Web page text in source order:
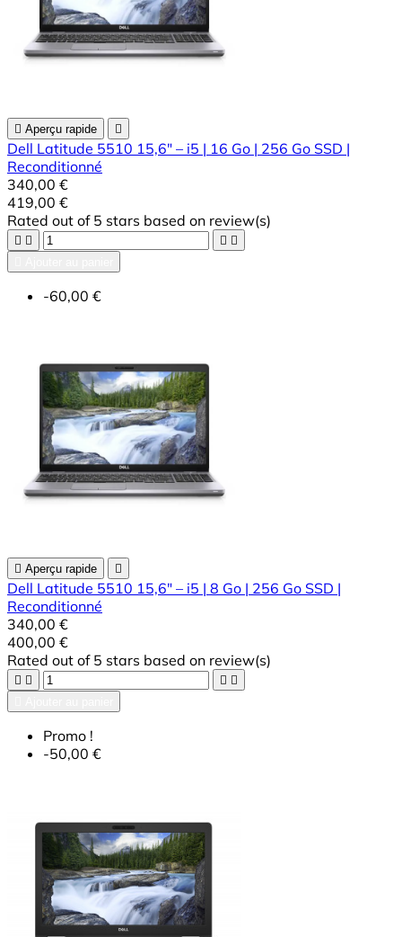
 Aperçu rapide 
Dell Latitude 5510 15,6" – i5 | 16 Go | 256 Go SSD |
Reconditionné
340,00 €
419,00 €
Rated out of 5 stars based on review(s)
   
-60,00 €
 Aperçu rapide 
Dell Latitude 5510 15,6" – i5 | 8 Go | 256 Go SSD |
Reconditionné
340,00 €
400,00 €
Rated out of 5 stars based on review(s)
   
Promo !
-50,00 €